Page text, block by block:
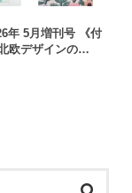
年 5月増刊号 《付
欧デザインの…